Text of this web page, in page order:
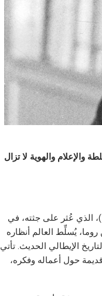
والإعلام والهوية لا تزال
(سانتو ستيفانو، إيطاليا، ١٩٢٢)، الذي عُثر على جثته، في
شاطئ أوستيا، على بُعد ٣٠ كيلومترًا فقط من روما، يُسلِّط العالم أنظاره
الإيطالي الحديث. تأتي
حول أعماله وفكره،